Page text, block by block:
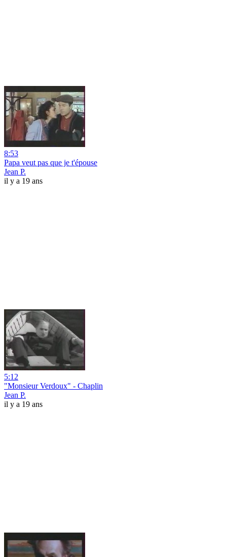
8:53
Papa veut pas que je t'épouse
Jean P.
il y a 19 ans
5:12
"Monsieur Verdoux" - Chaplin
Jean P.
il y a 19 ans